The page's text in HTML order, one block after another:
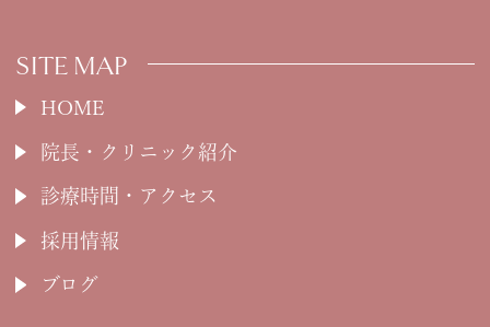
SITE MAP
HOME
院長・クリニック紹介
診療時間・アクセス
採用情報
ブログ